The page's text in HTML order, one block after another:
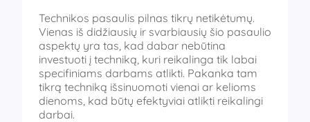
Technikos pasaulis pilnas tikrų netikėtumų.
Vienas iš didžiausių ir svarbiausių šio pasaulio
aspektų yra tas, kad dabar nebūtina
investuoti į techniką, kuri reikalinga tik labai
specifiniams darbams atlikti. Pakanka tam
tikrą techniką išsinuomoti vienai ar kelioms
dienoms, kad būtų efektyviai atlikti reikalingi
darbai.